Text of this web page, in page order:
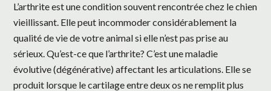
L’arthrite est une condition souvent rencontrée chez le chien
vieillissant. Elle peut incommoder considérablement la
qualité de vie de votre animal si elle n’est pas prise au
sérieux. Qu’est-ce que l’arthrite? C’est une maladie
évolutive (dégénérative) affectant les articulations. Elle se
produit lorsque le cartilage entre deux os ne remplit plus